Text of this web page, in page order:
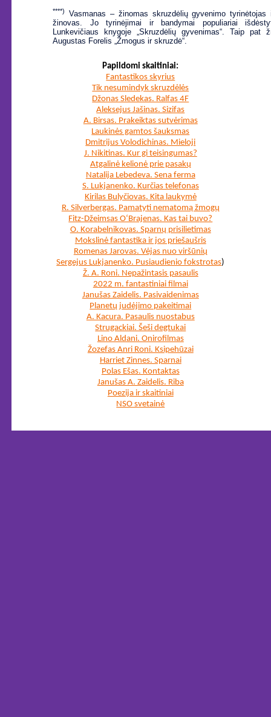
****)
Vasmanas – žinomas skruzdėlių gyvenimo tyrinėtojas
žinovas. Jo tyrinėjimai ir bandymai populiariai
Lunkevičiaus knygoje „Skruzdėlių gyvenimas“. Taip pat
Augustas Forelis „Žmogus ir skruzdė“.
Papildomi skaitiniai:
Fantastikos skyrius
Tik nesumindyk skruzdėlės
Džonas Sledekas. Ralfas 4F
Aleksejus Jašinas. Sizifas
A. Birsas. Prakeiktas sutvėrimas
Laukinės gamtos šauksmas
Dmitrijus Volodichinas. Mieloji
J. Nikitinas. Kur gi teisingumas?
Atgalinė kelionė prie pasakų
Natalija Lebedeva. Sena ferma
S. Lukjanenko. Kurčias telefonas
Kirilas Bulyčiovas. Kita laukymė
R. Silverbergas. Pamatyti nematomą žmogų
Fitz-Džeimsas O‘Brajenas. Kas tai buvo?
O. Korabelnikovas. Sparnų prisilietimas
Mokslinė fantastika ir jos priešaušris
Romenas Jarovas. Vėjas nuo viršūnių
Sergejus Lukjanenko. Pusiaudienio fokstrotas)
Ž. A. Roni. Nepažintasis pasaulis
2022 m. fantastiniai filmai
Janušas Zaidelis. Pasivaidenimas
Planetų judėjimo pakeitimai
A. Kacura. Pasaulis nuostabus
Strugackiai. Šeši degtukai
Lino Aldani. Onirofilmas
Žozefas Anri Roni. Ksipehūzai
Harriet Zinnes. Sparnai
Polas Ešas. Kontaktas
Janušas A. Zaidelis. Riba
Poezija ir skaitiniai
NSO svetainė